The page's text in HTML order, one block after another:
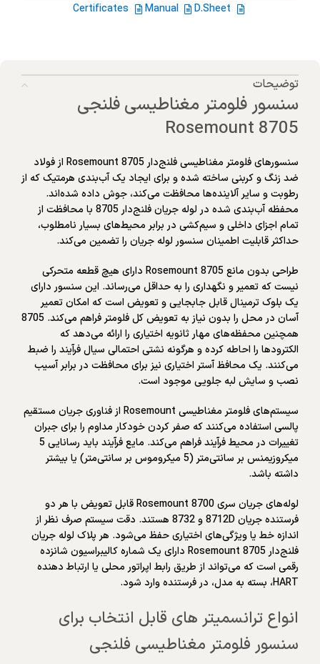
D.Sheet
Manual
Certificates
توضیحات
سنسور فلومتر مغناطیسی فلنجی
Rosemount 8705
سنسورهای فلومتر مغناطیسی فلنج‌دار Rosemount 8705 از فولاد
ضد زنگ و کربنی ساخته شده و برای ایجاد یک آب‌بندی هرمتیک که از
رطوبت و سایر آلاینده‌ها محافظت می‌کند، جوش داده شده‌اند.
محفظه آب‌بندی شده در لوله جریان فلنج‌دار 8705 با محافظت از
تمام اجزای داخلی و سیم‌کشی در برابر محیط‌های بسیار نامطلوب،
حداکثر قابلیت اطمینان سنسور لوله جریان را تضمین می‌کند.
طراحی بدون مانع Rosemount 8705 دارای هیچ قطعه متحرکی
نیست که تعمیر و نگهداری را به حداقل می‌رساند. این سنسور دارای
یک بلوک ترمینال قابل جابجایی و تعویض است که امکان تعمیر
آسان در محل را بدون نیاز به تعویض کل فلومتر فراهم می‌کند. 8705
همچنین محفظه‌های مهار ثانویه اختیاری را ارائه می‌دهد که
الکترودها را احاطه کرده و هرگونه نشتی احتمالی سیال فرآیند را ضبط
می‌کنند. یک محافظ آستر اختیاری نیز برای محافظت در برابر آسیب
نصب و سایش لبه جلویی موجود است.
سیستم‌های فلومتر مغناطیسی Rosemount از فناوری جریان مستقیم
پالسی استفاده می‌کنند که صفر کردن خودکار مداوم را برای جبران
تغییرات در محیط فرآیند فراهم می‌کند. مایع فرآیند باید رسانایی 5
میکروزیمنس بر سانتی‌متر (5 میکروموس بر سانتی‌متر) یا بیشتر
داشته باشد.
لوله‌های جریان سری Rosemount 8700 قابل تعویض با هر دو
فرستنده جریان 8712D و 8732 هستند. دقت سیستم صرف نظر از
اندازه خط یا ویژگی‌های اختیاری حفظ می‌شود. هر پلاک لوله جریان
فلنج‌دار Rosemount 8705 دارای یک شماره کالیبراسیون شانزده
رقمی است که می‌تواند از طریق رابط اپراتور محلی یا ارتباط دهنده
HART، بسته به مدل، در فرستنده وارد شود.
انواع ترانسمیتر های قابل انتخاب برای
سنسور فلومتر مغناطیسی فلنجی